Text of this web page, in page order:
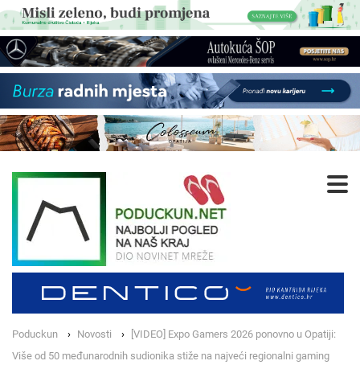
Poduckun Novosti
[VIDEO] Expo Gamers 2026 ponovno u Opatiji:
Više od 50 međunarodnih sudionika stiže na najveći regionalni gaming